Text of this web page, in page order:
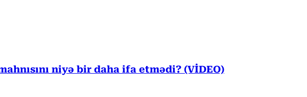
niyə bir daha ifa etmədi? (VİDEO)